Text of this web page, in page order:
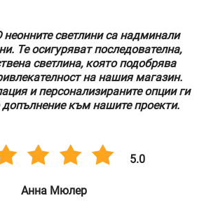
светлини са надминали
Те осигуряват последователна,
светлина, която подобрява
на нашия магазин.
и персонализираните опции ги
допълнение към нашите проекти.
5.0
Анна Мюлер